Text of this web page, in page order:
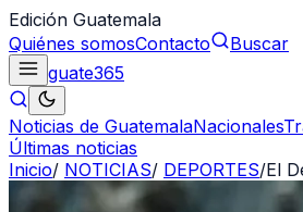
Edición Guatemala
Quiénes somosContacto
Buscar
guate365
Noticias de GuatemalaNacionales
Últimas noticias
Inicio/ NOTICIAS/ DEPORTES/El